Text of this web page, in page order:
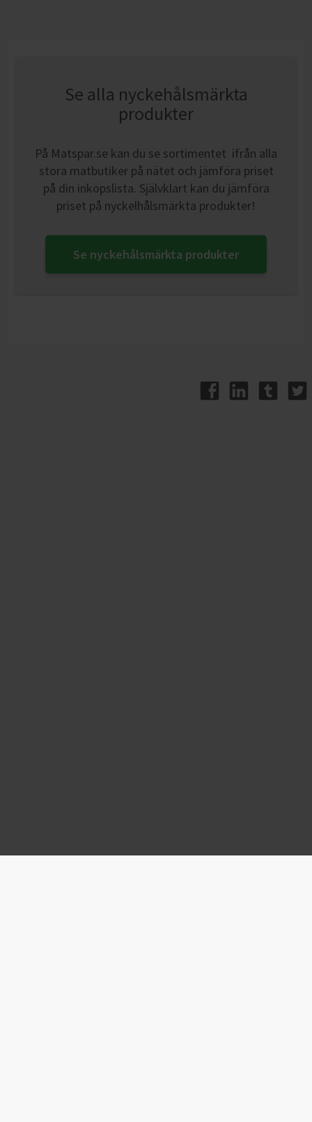
Se alla nyckehålsmärkta
produkter
På Matspar.se kan du se sortimentet ifrån alla
stora matbutiker på nätet och jämföra priset
på din inköpslista. Självklart kan du jämföra
priset på nyckelhålsmärkta produkter!
Se nyckehålsmärkta produkter